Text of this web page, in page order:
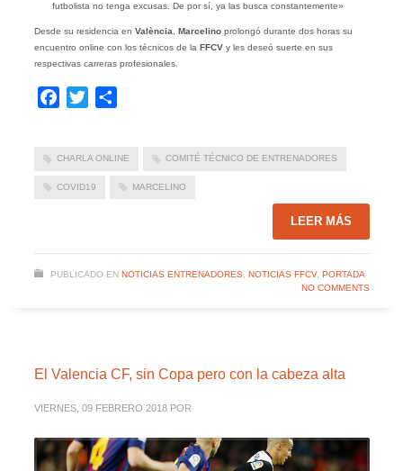
futbolista no tenga excusas. De por sí, ya las busca constantemente»
Desde su residencia en València, Marcelinoprolongó durante dos horas su
encuentro online con los técnicos de la FFCVy les deseó suerte en sus
respectivas carreras profesionales.
Facebook
Twitter
CHARLA ONLINE COMITÉ TÉCNICO DE ENTRENADORES
COVID19 MARCELINO
LEER MÁS
PUBLICADO EN NOTICIAS ENTRENADORES, NOTICIAS FFCV, PORTADA
NO COMMENTS
El Valencia CF, sin Copa pero con la cabeza alta
VIERNES, 09 FEBRERO 2018 POR